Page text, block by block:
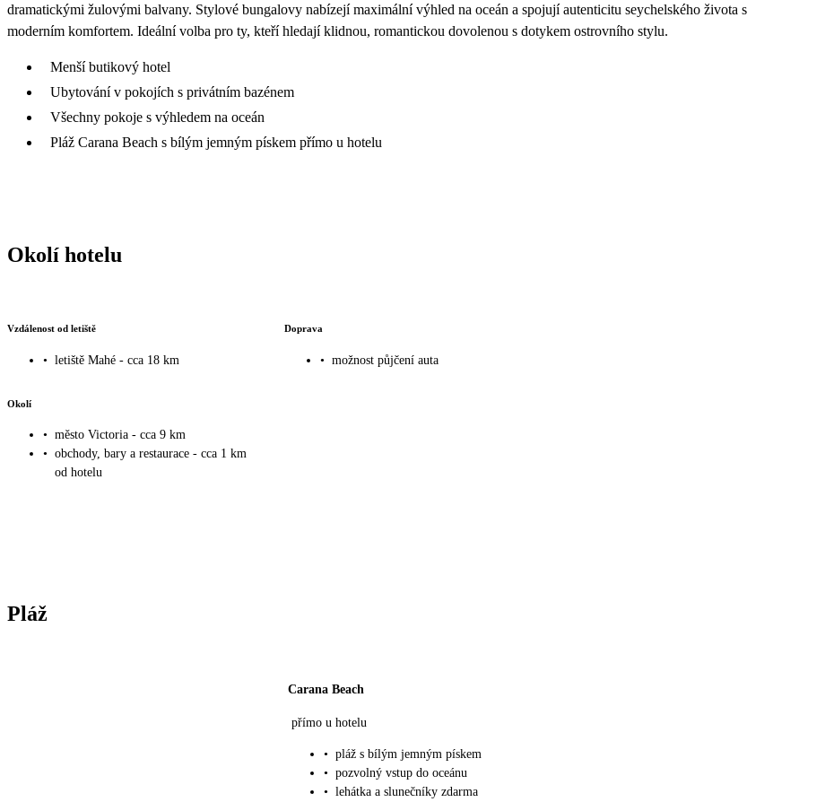
dramatickými žulovými balvany. Stylové bungalovy nabízejí maximální výhled na oceán a spojují autenticitu seychelského života s
moderním komfortem. Ideální volba pro ty, kteří hledají klidnou, romantickou dovolenou s dotykem ostrovního stylu.
Menší butikový hotel
Ubytování v pokojích s privátním bazénem
Všechny pokoje s výhledem na oceán
Pláž Carana Beach s bílým jemným pískem přímo u hotelu
Okolí hotelu
Vzdálenost od letiště
• letiště Mahé - cca 18 km
Doprava
• možnost půjčení auta
Okolí
• město Victoria - cca 9 km
• obchody, bary a restaurace - cca 1 km
od hotelu
Pláž
Carana Beach
přímo u hotelu
• pláž s bílým jemným pískem
• pozvolný vstup do oceánu
• lehátka a slunečníky zdarma